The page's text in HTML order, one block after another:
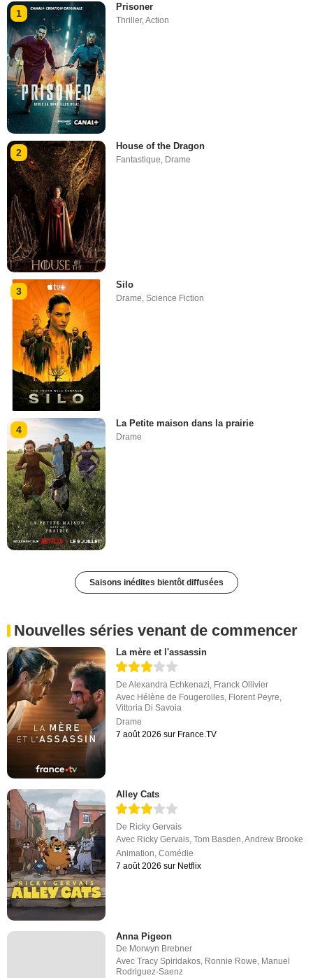
1
Prisoner
Thriller,Action
2
House of the Dragon
Fantastique Drame
3
Silo
Drame,Science Fiction
4
La Petite maison dans la prairie
Drame
Saisons inédites bientôt diffusées
Nouvelles séries venant de commencer
La mère et l'assassin
DeAlexandra Echkenazi Franck Ollivier
Avec Hélène de Fougerolles Florent Peyre
Vittoria Di Savoia
Drame
7 août 2026 sur France.TV
Alley Cats
De Ricky Gervais
Avec Ricky Gervais,Tom Basden,Andrew Brooke
Animation,Comédie
7 août 2026 sur Netflix
Anna Pigeon
De Morwyn Brebner
AvecTracy Spiridakos, Ronnie Rowe, Manuel
Rodriguez-Saenz